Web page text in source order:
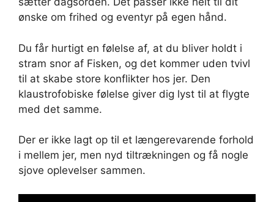
ønske om frihed og eventyr på egen hånd.
Du får hurtigt en følelse af, at du bliver holdt i
stram snor af Fisken, og det kommer uden tvivl
til at skabe store konflikter hos jer. Den
klaustrofobiske følelse giver dig lyst til at flygte
med det samme.
Der er ikke lagt op til et længerevarende forhold
i mellem jer, men nyd tiltrækningen og få nogle
sjove oplevelser sammen.